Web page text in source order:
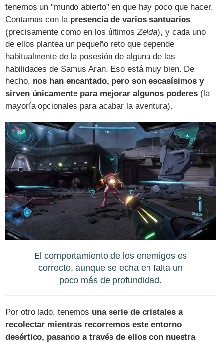
tenemos un "mundo abierto" en que hay poco que hacer.
Contamos con la presencia de varios santuarios
(precisamente como en los últimosZelda), y cada uno
de ellos plantea un pequeño reto que depende
habitualmente de la posesión de alguna de las
habilidades de Samus Aran. Eso está muy bien. De
hecho, nos han encantado, pero son escasísimos y
sirven únicamente para mejorar algunos poderes (la
mayoría opcionales para acabar la aventura).
El comportamiento de los enemigos es
correcto, aunque se echa en falta un
poco más de profundidad.
Por otro lado, tenemos una serie de cristales a
recolectar mientras recorremos este entorno
desértico, pasando a través de ellos con nuestra